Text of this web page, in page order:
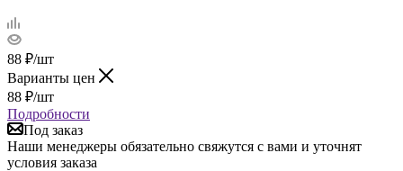
88 ₽/шт
Варианты цен
88 ₽/шт
Подробности
Под заказ
Наши менеджеры обязательно свяжутся с вами и уточнят
условия заказа